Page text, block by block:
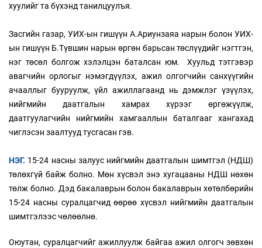
хуулийг та бүхэнд танилцуулъя.
Засгийн газар, УИХ-ын гишүүн А.Ариунзаяа нарын болон УИХ-
ын гишүүн Б.Түвшин нарын өргөн барьсан төслүүдийг нэгтгэн,
нэг төсөл болгож хэлэлцэн баталсан юм. Хуульд тэтгэвэр
авагчийн орлогыг нэмэгдүүлэх, ажил олгогчийн санхүүгийн
ачааллыг бууруулж, үйл ажиллагаанд нь дэмжлэг үзүүлэх,
нийгмийн даатгалын хамрах хүрээг өргөжүүлж,
даатгуулагчийн нийгмийн хамгааллын баталгааг хангахад
чиглэсэн заалтууд тусгасан гэв.
НЭГ. 15-24 насны залуус нийгмийн даатгалын шимтгэл (НДШ)
төлөхгүй байж болно. Мөн хүсвэл энэ хугацааны НДШ нөхөн
төлж болно. Дэд бакалаврын болон бакалаврын хөтөлбөрийн
15-24 насны суралцагчид өөрөө хүсвэл нийгмийн даатгалын
шимтгэлээс чөлөөлнө.
Оюутан, суралцагчийг ажиллуулж байгаа ажил олгогч зөвхөн